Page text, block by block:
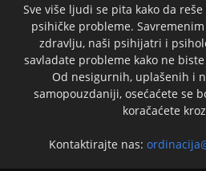
Sve više ljudi se pita kako da
psihičke probleme.
zdravlju, naši psihijatri i
savladate probleme kako ne
Od nesigurnih, uplašenih i
samopouzdaniji, osećaćete se
koračaćete
Kontaktirajte nas: